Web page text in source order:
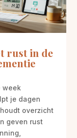
rust in de
week
je dagen
overzicht
geven rust